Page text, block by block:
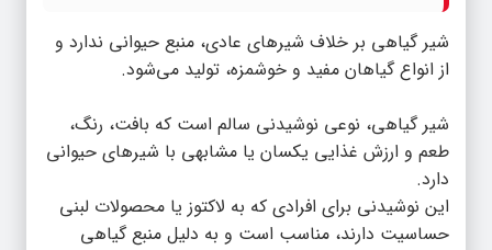
شیر گیاهی بر خلاف شیرهای عادی، منبع حیوانی ندارد و
از انواع گیاهان مفید و خوشمزه، تولید می‌شود.
شیر گیاهی، نوعی نوشیدنی سالم است که بافت، رنگ،
طعم و ارزش غذایی یکسان یا مشابهی با شیرهای حیوانی
دارد.
این نوشیدنی برای افرادی که به لاکتوز یا محصولات لبنی
حساسیت دارند، مناسب است و به دلیل منبع گیاهی